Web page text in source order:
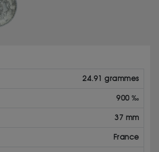
24.91 grammes
900 ‰
37 mm
France